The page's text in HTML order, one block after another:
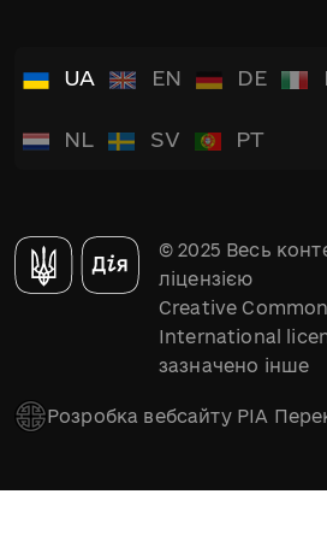
UA EN DE
NL SV PT
© 2025 Весь
ліцензією
Creative
International
зазначено інше
Розробка вебсайту РІА